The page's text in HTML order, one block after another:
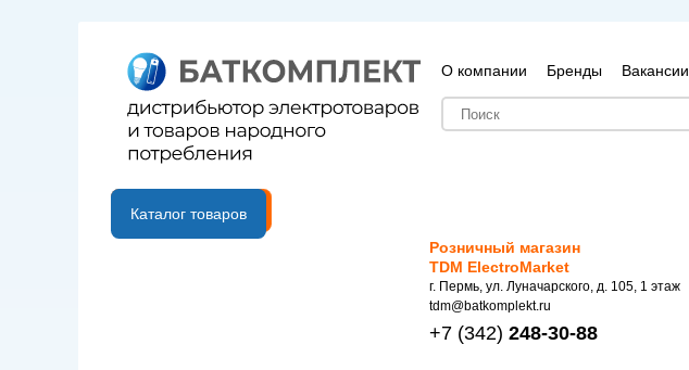
О компании Бренды Вакансии
B2B портал
Каталог товаров
Розничный магазин
TDM ElectroMarket
г. Пермь, ул. Луначарского, д. 105, 1 этаж
tdm@batkomplekt.ru
+7 (342) 248-30-88